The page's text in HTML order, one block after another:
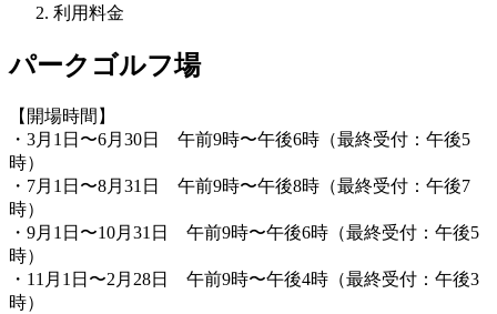
利用料金
パークゴルフ場
【開場時間】
・3月1日〜6月30日 午前9時〜午後6時（最終受付：午後5
時）
・7月1日〜8月31日 午前9時〜午後8時（最終受付：午後7
時）
・9月1日〜10月31日 午前9時〜午後6時（最終受付：午後5
時）
・11月1日〜2月28日 午前9時〜午後4時（最終受付：午後3
時）